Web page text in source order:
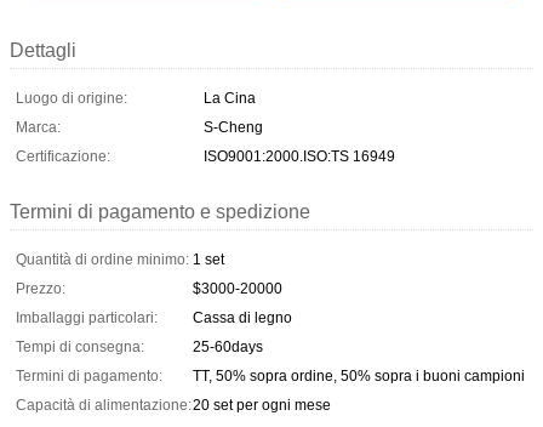
Dettagli
Luogo di origine:
La Cina
Marca:
S-Cheng
Certificazione:
ISO9001:2000.ISO:TS 16949
Termini di pagamento e spedizione
Quantità di ordine minimo: 1 set
Prezzo:
$3000-20000
Imballaggi particolari:
Cassa di legno
Tempi di consegna:
25-60days
Termini di pagamento:
TT, 50% sopra ordine, 50% sopra i buoni campioni
Capacità di alimentazione:20 set per ogni mese